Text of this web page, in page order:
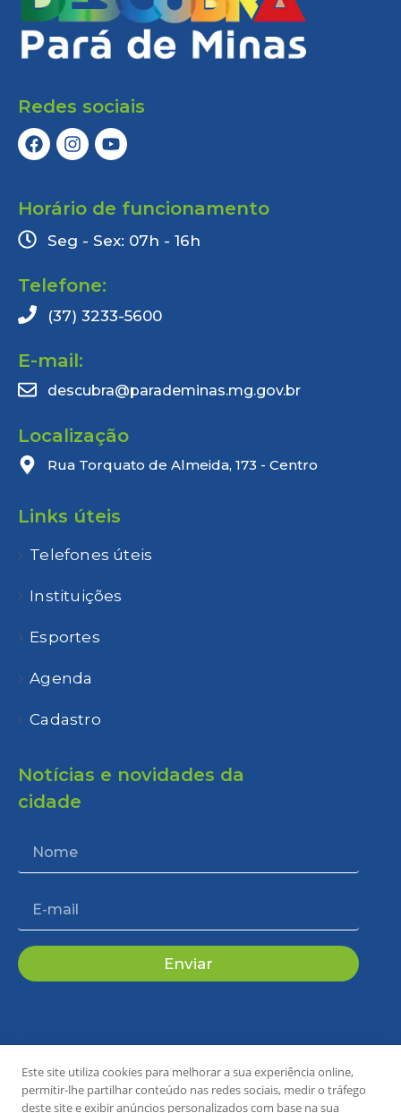
Redes sociais
Horário de funcionamento
Seg - Sex: 07h - 16h
Telefone:
(37) 3233-5600
E-mail:
descubra@parademinas.mg.gov.br
Localização
Rua Torquato de Almeida, 173 - Centro
Links úteis
Telefones úteis
Instituições
Esportes
Agenda
Cadastro
Notícias e novidades da
cidade
Enviar
Copyright 2024 © Todos os direitos reservados.
Desenvolvido por P&B Comunicação
Este site utiliza cookies para melhorar a sua experiência online,
permitir-lhe partilhar conteúdo nas redes sociais, medir o tráfego
deste site e exibir anúncios personalizados com base na sua